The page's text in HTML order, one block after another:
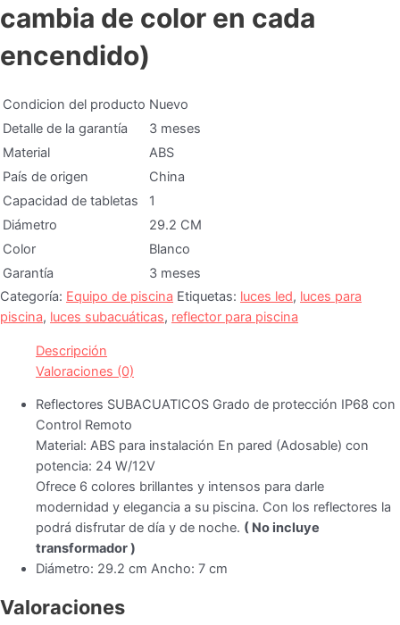
cambia de color en cada
encendido)
Condicion del producto Nuevo
Detalle de la garantía
3 meses
Material
ABS
País de origen
China
Capacidad de tabletas
1
Diámetro
29.2 CM
Color
Blanco
Garantía
3 meses
Categoría: Equipo de piscina Etiquetas: luces led, luces para
piscina, luces subacuáticas, reflector para piscina
Descripción
Valoraciones (0)
Reflectores SUBACUATICOS Grado de protección IP68 con
Control Remoto
Material: ABS para instalación En pared (Adosable) con
potencia: 24 W/12V
Ofrece 6 colores brillantes y intensos para darle
modernidad y elegancia a su piscina. Con los reflectores la
podrá disfrutar de día y de noche. ( No incluye
transformador )
Diámetro: 29.2 cm Ancho: 7 cm
Valoraciones